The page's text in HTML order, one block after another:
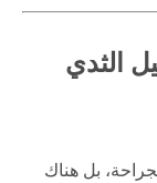
الثدي
بل هناك